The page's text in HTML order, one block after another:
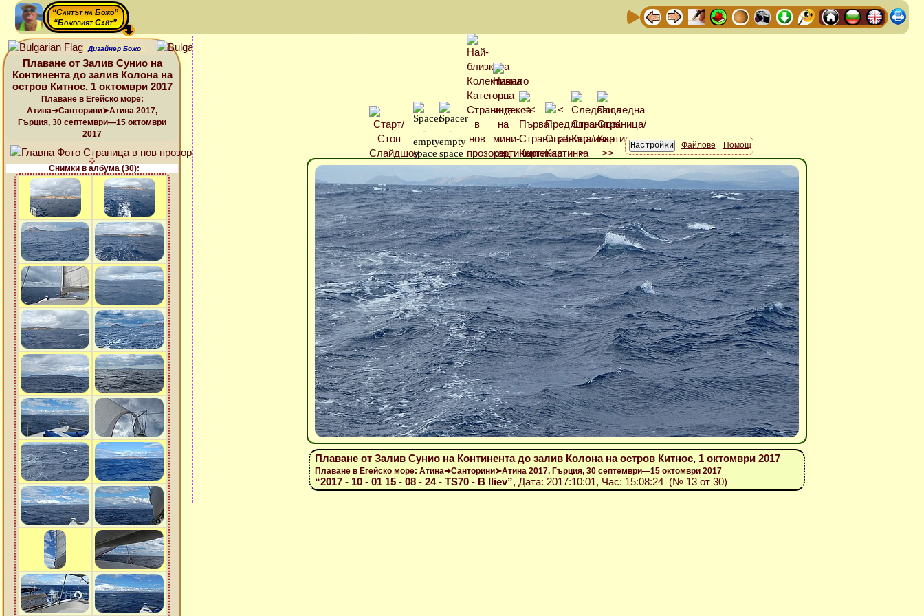
“Сайтът на Божо”
“Божовият Сайт”
Дизайнер Божо
Плаване от Залив Сунио на
Континента до залив Колона на
остров Китнос, 1 октомври 2017
Плаване в Егейско море:
Атина➜Санторини➤Атина 2017,
Гърция, 30 септември—15 октомври
2017
Снимки в албума (30):
Файлове Помощ
Плаване от Залив Сунио на Континента до залив Колона на остров Китнос, 1 октомври 2017
Плаване в Егейско море: Атина➜Санторини➤Атина 2017, Гърция, 30 септември—15 октомври 2017
“2017 - 10 - 01 15 - 08 - 24 - TS70 - B Iliev”, Дата: 2017:10:01, Час: 15:08:24 (№ 13 от 30)